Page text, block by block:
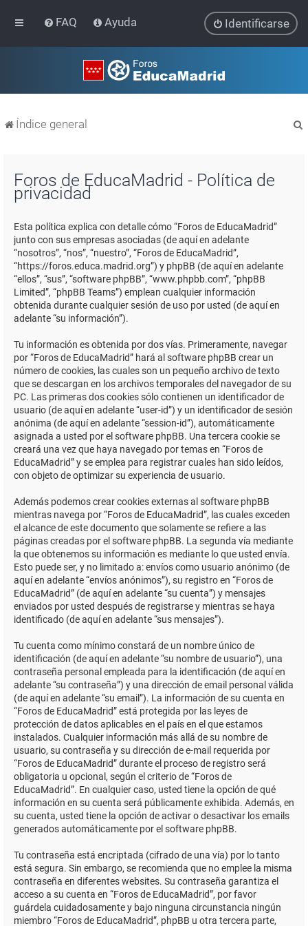
FAQ Ayuda Identificarse
Índice general
Foros de EducaMadrid - Política de
privacidad
Esta política explica con detalle cómo “Foros de EducaMadrid”
junto con sus empresas asociadas (de aquí en adelante
“nosotros”, “nos”, “nuestro”, “Foros de EducaMadrid”,
“https://foros.educa.madrid.org”) y phpBB (de aquí en adelante
“ellos”, “sus”, “software phpBB”, “www.phpbb.com”, “phpBB
Limited”, “phpBB Teams”) emplean cualquier información
obtenida durante cualquier sesión de uso por usted (de aquí en
adelante “su información”).
Tu información es obtenida por dos vías. Primeramente, navegar
por “Foros de EducaMadrid” hará al software phpBB crear un
número de cookies, las cuales son un pequeño archivo de texto
que se descargan en los archivos temporales del navegador de su
PC. Las primeras dos cookies sólo contienen un identificador de
usuario (de aquí en adelante “user-id”) y un identificador de sesión
anónima (de aquí en adelante “session-id”), automáticamente
asignada a usted por el software phpBB. Una tercera cookie se
creará una vez que haya navegado por temas en “Foros de
EducaMadrid” y se emplea para registrar cuales han sido leídos,
con objeto de optimizar su experiencia de usuario.
Además podemos crear cookies externas al software phpBB
mientras navega por “Foros de EducaMadrid”, las cuales exceden
el alcance de este documento que solamente se refiere a las
páginas creadas por el software phpBB. La segunda vía mediante
la que obtenemos su información es mediante lo que usted envía.
Esto puede ser, y no limitado a: envíos como usuario anónimo (de
aquí en adelante “envíos anónimos”), su registro en “Foros de
EducaMadrid” (de aquí en adelante “su cuenta”) y mensajes
enviados por usted después de registrarse y mientras se haya
identificado (de aquí en adelante “sus mensajes”).
Tu cuenta como mínimo constará de un nombre único de
identificación (de aquí en adelante “su nombre de usuario”), una
contraseña personal empleada para la identificación (de aquí en
adelante “su contraseña”) y una dirección de email personal válida
(de aquí en adelante “su email”). La información de su cuenta en
“Foros de EducaMadrid” está protegida por las leyes de
protección de datos aplicables en el país en el que estamos
instalados. Cualquier información más allá de su nombre de
usuario, su contraseña y su dirección de e-mail requerida por
“Foros de EducaMadrid” durante el proceso de registro será
obligatoria u opcional, según el criterio de “Foros de
EducaMadrid”. En cualquier caso, usted tiene la opción de qué
información en su cuenta será públicamente exhibida. Además, en
su cuenta, usted tiene la opción de activar o desactivar los emails
generados automáticamente por el software phpBB.
Tu contraseña está encriptada (cifrado de una vía) por lo tanto
está segura. Sin embargo, se recomienda que no emplee la misma
contraseña en diferentes websites. Su contraseña garantiza el
acceso a su cuenta en “Foros de EducaMadrid”, por favor
guárdela cuidadosamente y bajo ninguna circunstancia ningún
miembro “Foros de EducaMadrid”, phpBB u otra tercera parte,